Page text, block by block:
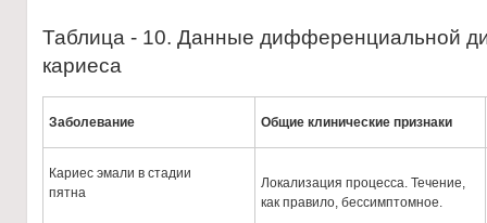
Таблица - 10. Данные дифференциальной
кариеса
Заболевание Общие клинические признаки
Кариес эмали в стадии
пятна
Локализация процесса. Течение,
как правило, бессимптомное.